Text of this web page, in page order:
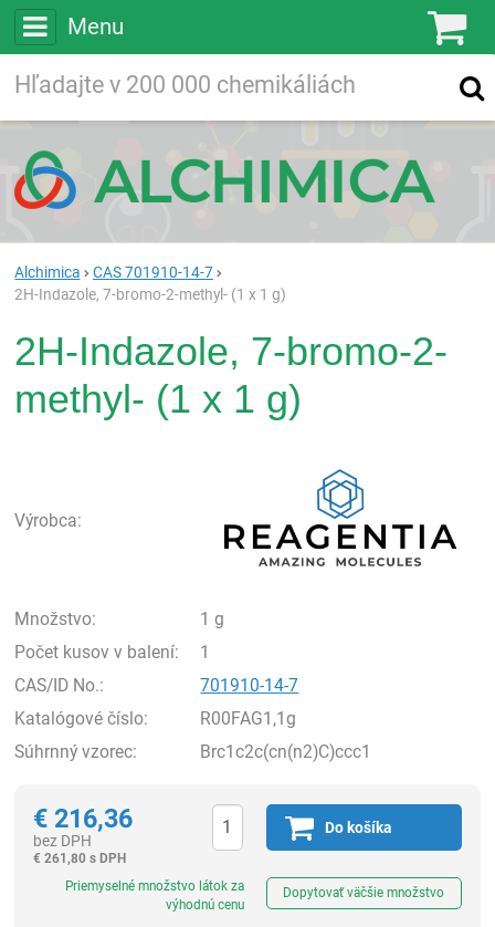
Menu
Vyhľadávanie
Alchimica
CAS 701910-14-7
2H-Indazole, 7-bromo-2-methyl- (1 x 1 g)
2H-Indazole, 7-bromo-2-
methyl- (1 x 1 g)
Výrobca:
Množstvo:
1 g
Počet kusov v balení:
1
CAS/ID No.:
701910-14-7
Katalógové číslo:
R00FAG1,1g
Súhrnný vzorec:
Brc1c2c(cn(n2)C)ccc1
€ 216,36
bez DPH
€ 261,80 s DPH
Do košíka
Priemyselné množstvo látok za
výhodnú cenu
Dopytovať väčšie množstvo